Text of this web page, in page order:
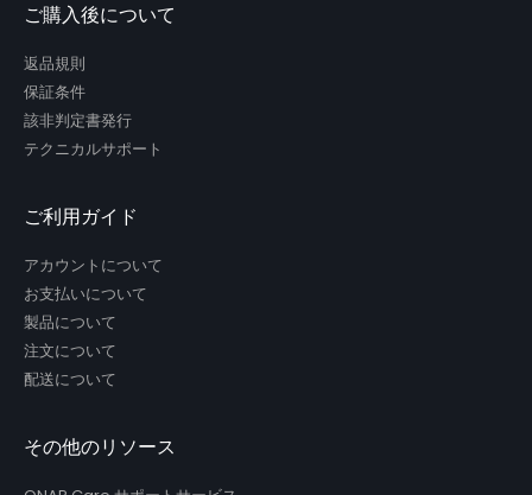
ご購入後について
返品規則
保証条件
該非判定書発行
テクニカルサポート
ご利用ガイド
アカウントについて
お支払いについて
製品について
注文について
配送について
その他のリソース